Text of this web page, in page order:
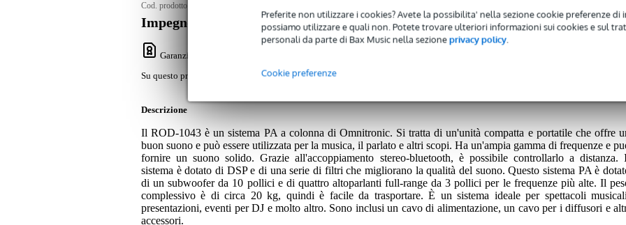
Preferite non utilizzare i cookies? Avete la possibilita' nella sezione cookie preferenze di
possiamo utilizzare e quali non. Potete trovare ulteriori informazioni sui cookies e sul
personali da parte di Bax Music nella sezioneprivacy policy.
Cookie preferenze
Cod. prodotto:
Impegno di servizio
Garanzia Bax Music
Su questo prodotto avrete una garanzia di 2 anni.
Descrizione
Il ROD-1043 è un sistema PA a colonna di Omnitronic. Si tratta di un'unità compatta e portatile che offre
buon suono e può essere utilizzata per la musica, il parlato e altri scopi. Ha un'ampia gamma di frequenze e
fornire un suono solido. Grazie all'accoppiamento stereo-bluetooth, è possibile controllarlo a distanza.
sistema è dotato di DSP e di una serie di filtri che migliorano la qualità del suono. Questo sistema PA è
di un subwoofer da 10 pollici e di quattro altoparlanti full-range da 3 pollici per le frequenze più alte. Il
complessivo è di circa 20 kg, quindi è facile da trasportare. È un sistema ideale per spettacoli
presentazioni, eventi per DJ e molto altro. Sono inclusi un cavo di alimentazione, un cavo per i diffusori e
accessori.